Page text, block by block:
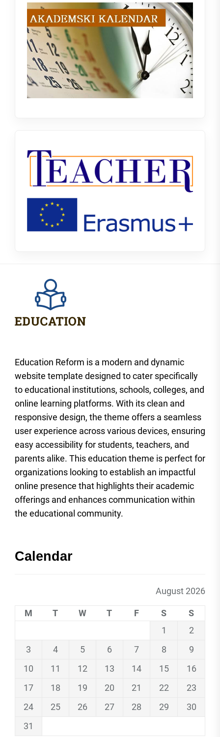
Education Reform is a modern and dynamic
website template designed to cater specifically
to educational institutions, schools, colleges, and
online learning platforms. With its clean and
responsive design, the theme offers a seamless
user experience across various devices, ensuring
easy accessibility for students, teachers, and
parents alike. This education theme is perfect for
organizations looking to establish an impactful
online presence that highlights their academic
offerings and enhances communication within
the educational community.
Calendar
August 2026
M T W T F S
S
1
2
3
4 5 6 7 8
9
10
11 12 13 14 15
16
17
18 19 20 21 22
23
24
25 26 27 28 29
30
31